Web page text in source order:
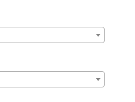
main
page